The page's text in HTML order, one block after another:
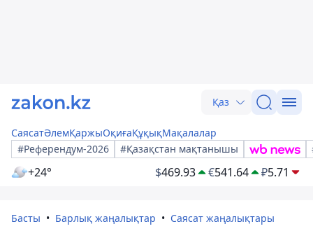
Қаз
СаясатӘлемҚаржыОқиғаҚұқықМақалалар
#Референдум-2026
#Қазақстан мақтанышы
+24° $469.93 €541.64 ₽5.71
Басты Барлық жаңалықтар Саясат жаңалықтары